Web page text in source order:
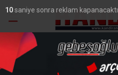
9saniye sonra reklam kapanacaktır.